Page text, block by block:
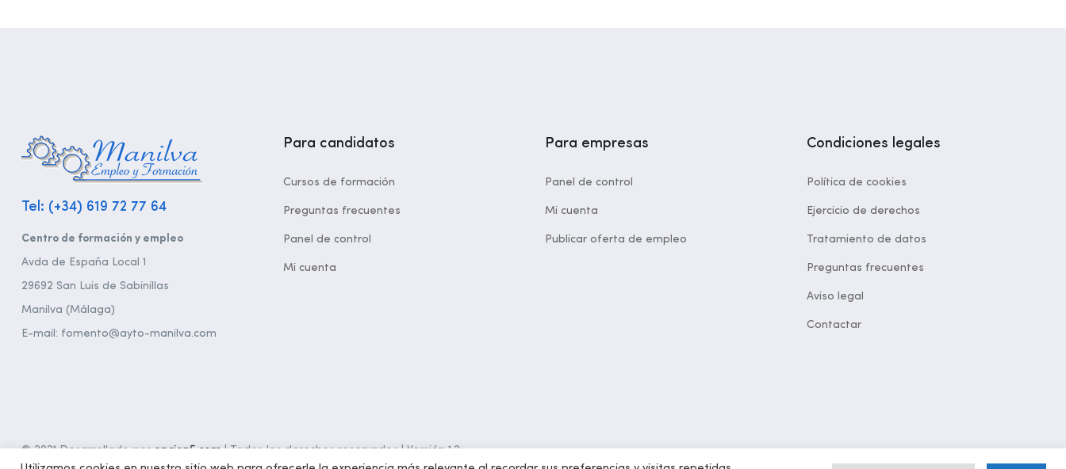
Tel: (+34) 619 72 77 64
Centro de formación y empleo
Avda de España Local 1
29692 San Luis de Sabinillas
Manilva (Málaga)
E-mail: fomento@ayto-manilva.com
Para candidatos
Cursos de formación
Preguntas frecuentes
Panel de control
Mi cuenta
Para empresas
Panel de control
Mi cuenta
Publicar oferta de empleo
Condiciones legales
Política de cookies
Ejercicio de derechos
Tratamiento de datos
Preguntas frecuentes
Aviso legal
Contactar
© 2021 Desarrollado poropcion5.com| Todos los derechos reservados | Versión 1.2